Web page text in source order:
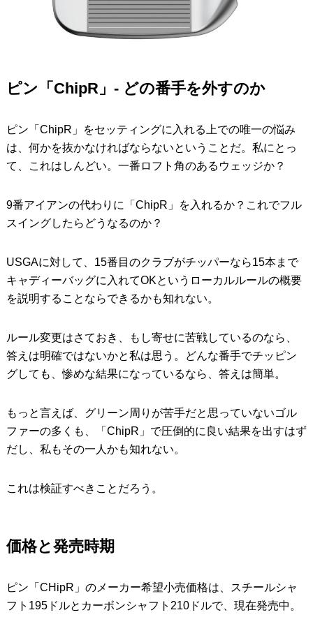
ピン「ChipR」- どの番手を外すのか
ピン「ChipR」をセッティングに入れる上での唯一の悩み
は、何かを抜かなければならないということだ。私にとっ
て、これはしんどい。一番ロフト角のあるウェッジか？
9番アイアンの代わりに「ChipR」を入れるか？これでフル
スイングしたらどうなるのか？
USGAに対して、15番目のクラブがチッパーなら15本まで
キャディーバッグに入れてOKというローカルルールの概要
を説明することならできるかも知れない。
ルール変更はさておき、もし寄せに苦戦しているのなら、
答えは明確ではないかと私は思う。どんな番手でチッピン
グしても、惨めな結果になっているなら、答えは簡単。
もっと言えば、グリーン周りが苦手だと思っていないゴル
ファーの多くも、「ChipR」で圧倒的に良い結果を出すはず
だし、私もその一人かも知れない。
これは検証すべきことだろう。
価格と発売時期
ピン「CHipR」のメーカー希望小売価格は、スチールシャ
フト195ドルとカーボンシャフト210ドルで、現在発売中。